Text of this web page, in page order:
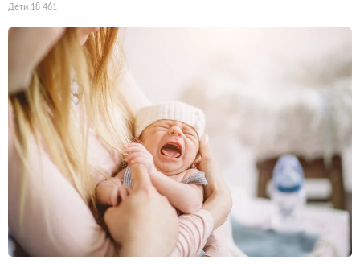
Дети 18 461